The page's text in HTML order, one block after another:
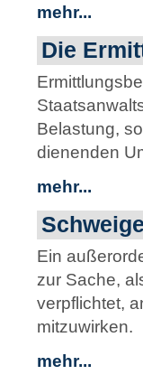
mehr...
Die
Belastung,
dienenden
mehr...
Ein
zur Sache,
verpflichtet,
mitzuwirken.
mehr...